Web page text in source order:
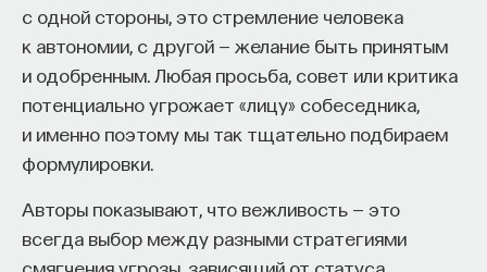
с одной стороны, это стремление человека
к автономии, с другой — желание быть принятым
и одобренным. Любая просьба, совет или критика
потенциально угрожает «лицу» собеседника,
и именно поэтому мы так тщательно подбираем
формулировки.
Авторы показывают, что вежливость — это
всегда выбор между разными стратегиями